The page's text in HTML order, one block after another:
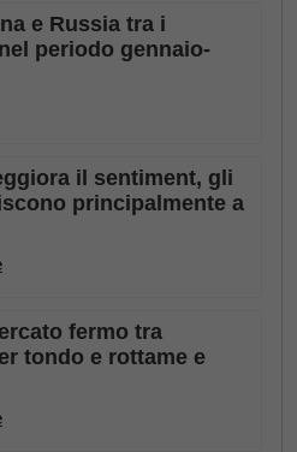
e Russia tra i
periodo gennaio-
il sentiment, gli
principalmente a
fermo tra
tondo e rottame e